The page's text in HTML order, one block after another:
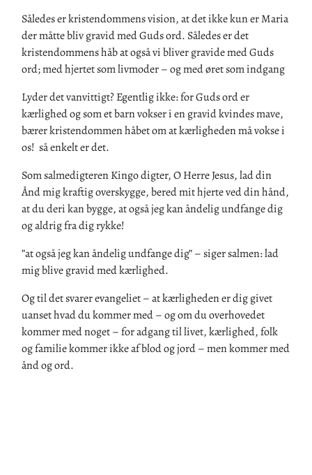
Således er kristendommens vision, at det ikke kun er Maria
der måtte bliv gravid med Guds ord. Således er det
kristendommens håb at også vi bliver gravide med Guds
ord; med hjertet som livmoder – og med øret som indgang
Lyder det vanvittigt? Egentlig ikke: for Guds ord er
kærlighed og som et barn vokser i en gravid kvindes mave,
bærer kristendommen håbet om at kærligheden må vokse i
os! så enkelt er det.
Som salmedigteren Kingo digter, O Herre Jesus, lad din
Ånd mig kraftig overskygge, bered mit hjerte ved din hånd,
at du deri kan bygge, at også jeg kan åndelig undfange dig
og aldrig fra dig rykke!
”at også jeg kan åndelig undfange dig” – siger salmen: lad
mig blive gravid med kærlighed.
Og til det svarer evangeliet – at kærligheden er dig givet
uanset hvad du kommer med – og om du overhovedet
kommer med noget – for adgang til livet, kærlighed, folk
og familie kommer ikke af blod og jord – men kommer med
ånd og ord.